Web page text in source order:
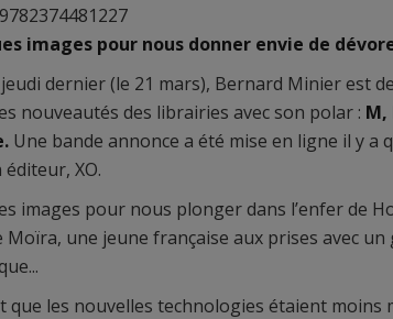
images pour nous donner envie de
dernier (le 21 mars), Bernard Minier est
nouveautés des librairies avec son polar : M,
Une bande annonce a été mise en ligne il y a
XO.
images pour nous plonger dans l’enfer de
Moïra, une jeune française aux prises avec un
que les nouvelles technologies étaient moins